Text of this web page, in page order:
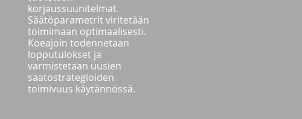
korjaussuunitelmat.
Säätöparametrit viritetään
toimimaan optimaalisesti.
Koeajoin todennetaan
lopputulokset ja
varmistetaan uusien
säätöstrategioiden
toimivuus käytännössä.